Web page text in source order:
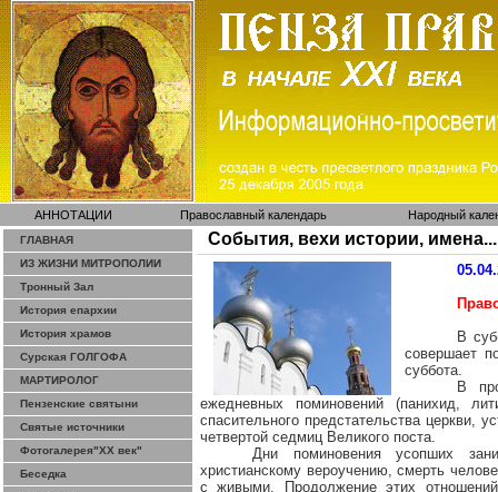
АННОТАЦИИ Православный календарь Народный
ГЛАВНАЯ
ИЗ ЖИЗНИ МИТРОПОЛИИ
Тронный Зал
История епархии
История храмов
Сурская ГОЛГОФА
МАРТИРОЛОГ
Пензенские святыни
Святые источники
Фотогалерея"ХХ век"
Беседка
События, вехи истории, имена...
В
совершает
суббота.
В
ежедневных поминовений (панихид,
спасительного предстательствацеркви,
четвертой седмицВеликого поста.
Дни поминовения усопших
христианскому вероучению, смерть
с живыми. Продолжение этих